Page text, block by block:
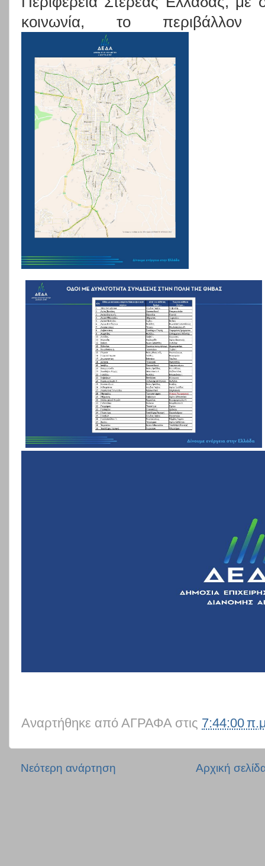
κοινωνία, το
Αναρτήθηκε από ΑΓΡΑΦΑ στις 7:44:00
Νεότερη ανάρτηση Αρχική